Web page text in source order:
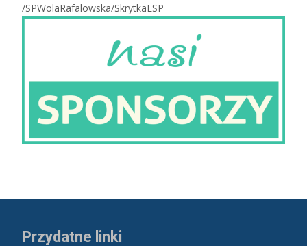
/SPWolaRafalowska/SkrytkaESP
Przydatne linki